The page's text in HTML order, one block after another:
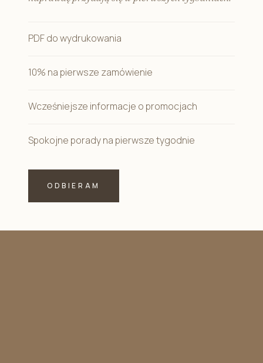
PDF do wydrukowania
10% na pierwsze zamówienie
Wcześniejsze informacje o promocjach
Spokojne porady na pierwsze tygodnie
ODBIERAM